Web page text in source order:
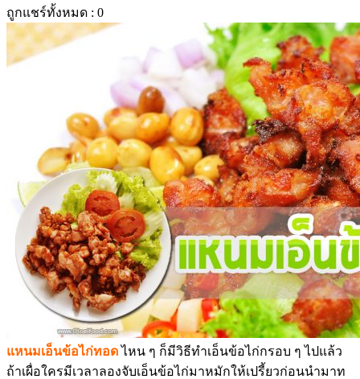
ถูกแชร์ทั้งหมด : 0
แหนมเอ็นข้อไก่ทอดไหน ๆ ก็มีวิธีทำเอ็นข้อไก่กรอบ ๆ ไปแล้ว
ถ้าเผื่อใครมีเวลาลองจับเอ็นข้อไก่มาหมักให้เปรี้ยวก่อนนำมาท